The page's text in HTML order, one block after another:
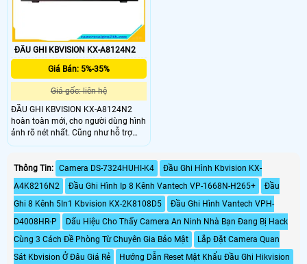
ĐẦU GHI KBVISION KX-A8124N2
Giá Bán: 5%-35%
Giá gốc: liên hệ
ĐẦU GHI KBVISION KX-A8124N2
hoàn toàn mới, cho người dùng hình
ảnh rõ nét nhất. Cũng như hỗ trợ
nhiều tính năng thông minh nhất
Thông Tin: Camera DS-7324HUHI-K4
Đầu Ghi Hình Kbvision KX-
A4K8216N2
Đầu Ghi Hình Ip 8 Kênh Vantech VP-1668N-H265+
Đầu
Ghi 8 Kênh 5In1 Kbvision KX-2K8108D5
Đầu Ghi Hình Vantech VPH-
D4008HR-P
Dấu Hiệu Cho Thấy Camera An Ninh Nhà Bạn Đang Bị Hack
Cùng 3 Cách Đề Phòng Từ Chuyên Gia Bảo Mật
Lắp Đặt Camera Quan
Sát Kbvision Ở Đâu Giá Rẻ
Hướng Dẫn Reset Mật Khẩu Đầu Ghi Hikvision